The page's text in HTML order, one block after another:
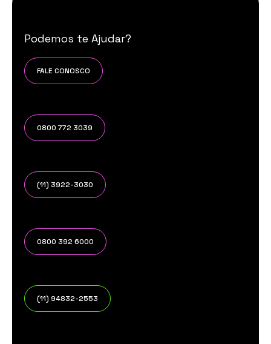
Podemos te Ajudar?
FALE CONOSCO
0800 772 3039
(11) 3922-3030
0800 392 6000
(11) 94832-2553